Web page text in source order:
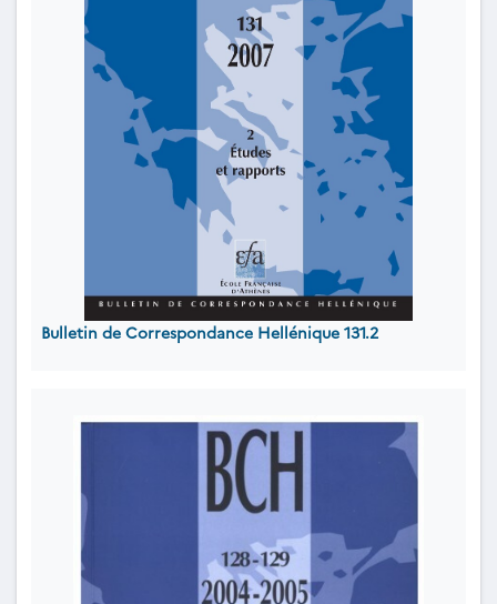
Bulletin de Correspondance Hellénique 131.2